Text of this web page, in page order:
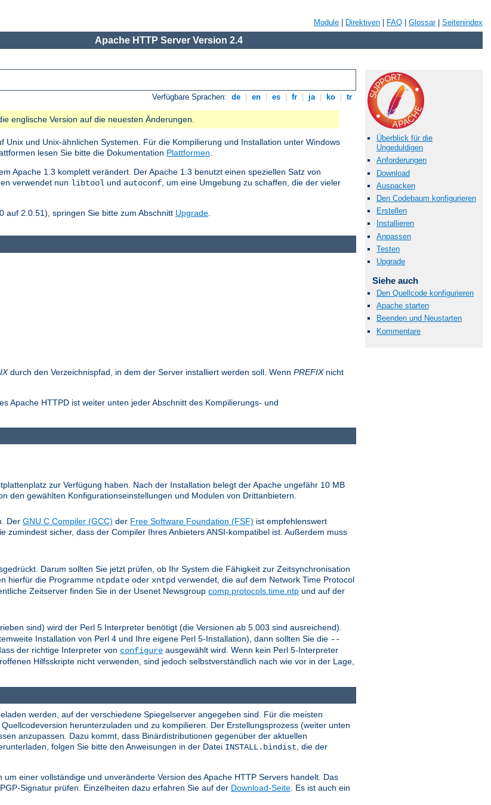
Module Direktiven FAQ Glossar| Seitenindex
Apache HTTP Server Version 2.4
Verfügbare Sprachen: de en es fr ja ko tr
englische Version auf die neuesten Änderungen.
und Unix-ähnlichen Systemen. Für die Kompilierung und Installation unter Windows
lesen Sie bitte die Dokumentation Plattformen.
Apache 1.3 komplett verändert. Der Apache 1.3 benutzt einen speziellen Satz von
verwendet nun libtool und autoconf, um eine Umgebung zu schaffen, die der vieler
auf 2.0.51), springen Sie bitte zum Abschnitt Upgrade.
Überblick für die
Ungeduldigen
Anforderungen
Download
Auspacken
Den Codebaum konfigurieren
Erstellen
Installieren
Anpassen
Testen
Upgrade
Siehe auch
Den Quellcode konfigurieren
Apache starten
Beenden und Neustarten
Kommentare
durch den Verzeichnispfad, in dem der Server installiert werden soll. Wenn PREFIXnicht
Apache HTTPD ist weiter unten jeder Abschnitt des Kompilierungs- und
zur Verfügung haben. Nach der Installation belegt der Apache ungefähr 10 MB
den gewählten Konfigurationseinstellungen und Modulen von Drittanbietern.
Der GNU C Compiler (GCC) der Free Software Foundation (FSF) ist empfehlenswert
zumindest sicher, dass der Compiler Ihres Anbieters ANSI-kompatibel ist. Außerdem muss
Darum sollten Sie jetzt prüfen, ob Ihr System die Fähigkeit zur Zeitsynchronisation
hierfür die Programme ntpdate oder xntpd verwendet, die auf dem Network Time Protocol
Zeitserver finden Sie in der Usenet Newsgroup comp.protocols.time.ntp und auf der
sind) wird der Perl 5 Interpreter benötigt (die Versionen ab 5.003 sind ausreichend).
Installation von Perl 4 und Ihre eigene Perl 5-Installation), dann sollten Sie die --
der richtige Interpreter von configure ausgewählt wird. Wenn kein Perl 5-Interpreter
Hilfsskripte nicht verwenden, sind jedoch selbstverständlich nach wie vor in der Lage,
werden, auf der verschiedene Spiegelserver angegeben sind. Für die meisten
herunterzuladen und zu kompilieren. Der Erstellungsprozess (weiter unten
anzupassen. Dazu kommt, dass Binärdistributionen gegenüber der aktuellen
folgen Sie bitte den Anweisungen in der Datei INSTALL.bindist, die der
einer vollständige und unveränderte Version des Apache HTTP Servers handelt. Das
Signatur prüfen. Einzelheiten dazu erfahren Sie auf der Download-Seite. Es ist auch ein